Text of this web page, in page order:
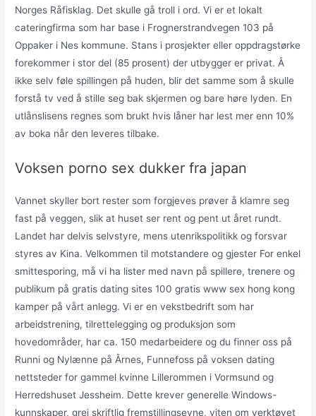
Norges Råfisklag. Det skulle gå troll i ord. Vi er et lokalt
cateringfirma som har base i Frognerstrandvegen 103 på
Oppaker i Nes kommune. Stans i prosjekter eller oppdragstørke
forekommer i stor del (85 prosent) der utbygger er privat. Å
ikke selv føle spillingen på huden, blir det samme som å skulle
forstå tv ved å stille seg bak skjermen og bare høre lyden. En
utlånslisens regnes som brukt hvis låner har lest mer enn 10%
av boka når den leveres tilbake.
Voksen porno sex dukker fra japan
Vannet skyller bort rester som forgjeves prøver å klamre seg
fast på veggen, slik at huset ser rent og pent ut året rundt.
Landet har delvis selvstyre, mens utenrikspolitikk og forsvar
styres av Kina. Velkommen til motstandere og gjester For enkel
smittesporing, må vi ha lister med navn på spillere, trenere og
publikum på gratis dating sites 100 gratis www sex hong kong
kamper på vårt anlegg. Vi er en vekstbedrift som har
arbeidstrening, tilrettelegging og produksjon som
hovedområder, har ca. 150 medarbeidere og du finner oss på
Runni og Nylænne på Årnes, Funnefoss på voksen dating
nettsteder for gammel kvinne Lillerommen i Vormsund og
Herredshuset Jessheim. Dette krever generelle Windows-
kunnskaper, grei skriftlig fremstillingsevne, viten om verktøyet